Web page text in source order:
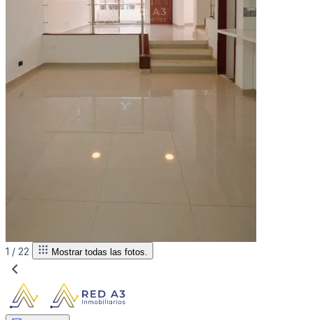
1 / 22 Mostrar todas las fotos.